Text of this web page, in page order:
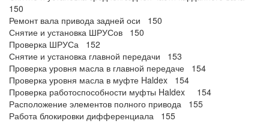
150
Ремонт вала привода задней оси 150
Снятие и установка ШРУСов 150
Проверка ШРУСа 152
Снятие и установка главной передачи 153
Проверка уровня масла в главной передаче 154
Проверка уровня масла в муфте Haldex 154
Проверка работоспособности муфты Haldex 154
Расположение элементов полного привода 155
Работа блокировки дифференциала 155